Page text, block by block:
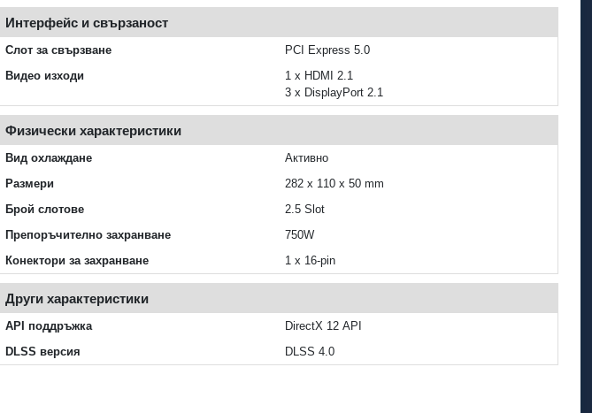
Интерфейс и свързаност
Слот за свързване
PCI Express 5.0
Видео изходи
1 x HDMI 2.1
3 x DisplayPort 2.1
Физически характеристики
Вид охлаждане
Активно
Размери
282 x 110 x 50 mm
Брой слотове
2.5 Slot
Препоръчително захранване
750W
Конектори за захранване
1 x 16-pin
Други характеристики
API поддръжка
DirectX 12 API
DLSS версия
DLSS 4.0